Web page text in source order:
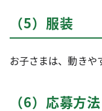
（5）服装
お子さまは、動きや
（6）応募方法